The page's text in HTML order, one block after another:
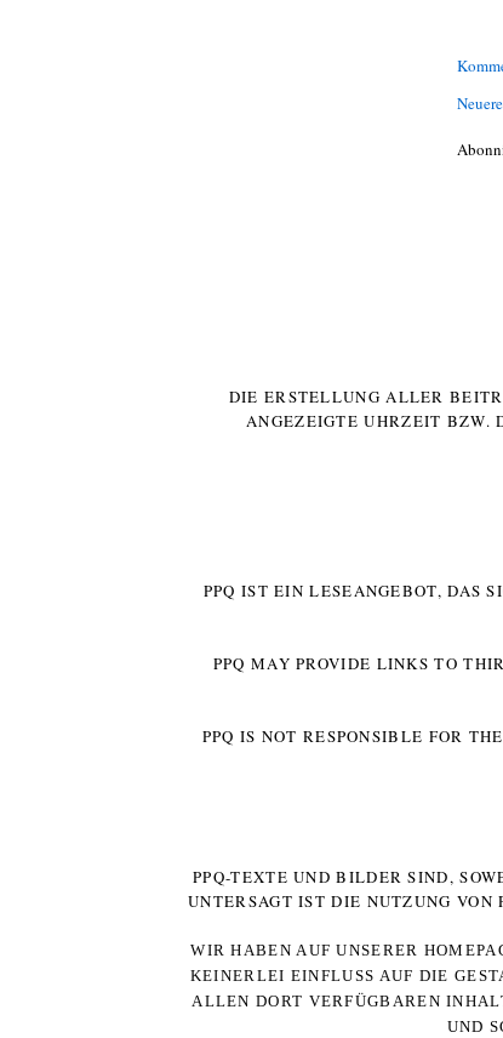
DIE ERSTELLUNG ALLER
ANGEZEIGTE UHRZEIT BZW.
PPQ IST EIN LESEANGEBOT, DAS
PPQ MAY PROVIDE LINKS TO
PPQ IS NOT RESPONSIBLE FOR
PPQ-TEXTE UND BILDER SIND,
UNTERSAGT IST DIE NUTZUNG
WIR HABEN AUF UNSERER
KEINERLEI EINFLUSS AUF DIE
ALLEN DORT VERFÜGBAREN
UND